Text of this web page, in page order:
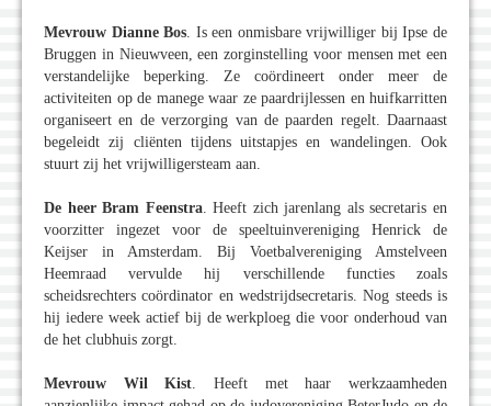
Mevrouw Dianne Bos. Is een onmisbare vrijwilliger bij Ipse de
Bruggen in Nieuwveen, een zorginstelling voor mensen met een
verstandelijke beperking. Ze coördineert onder meer de
activiteiten op de manege waar ze paardrijlessen en huifkarritten
organiseert en de verzorging van de paarden regelt. Daarnaast
begeleidt zij cliënten tijdens uitstapjes en wandelingen. Ook
stuurt zij het vrijwilligersteam aan.
De heer Bram Feenstra. Heeft zich jarenlang als secretaris en
voorzitter ingezet voor de speeltuinvereniging Henrick de
Keijser in Amsterdam. Bij Voetbalvereniging Amstelveen
Heemraad vervulde hij verschillende functies zoals
scheidsrechters coördinator en wedstrijdsecretaris. Nog steeds is
hij iedere week actief bij de werkploeg die voor onderhoud van
de het clubhuis zorgt.
Mevrouw Wil Kist. Heeft met haar werkzaamheden